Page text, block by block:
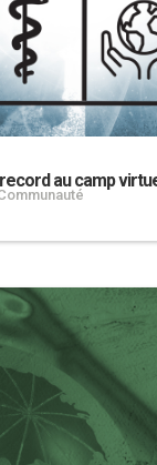
au camp